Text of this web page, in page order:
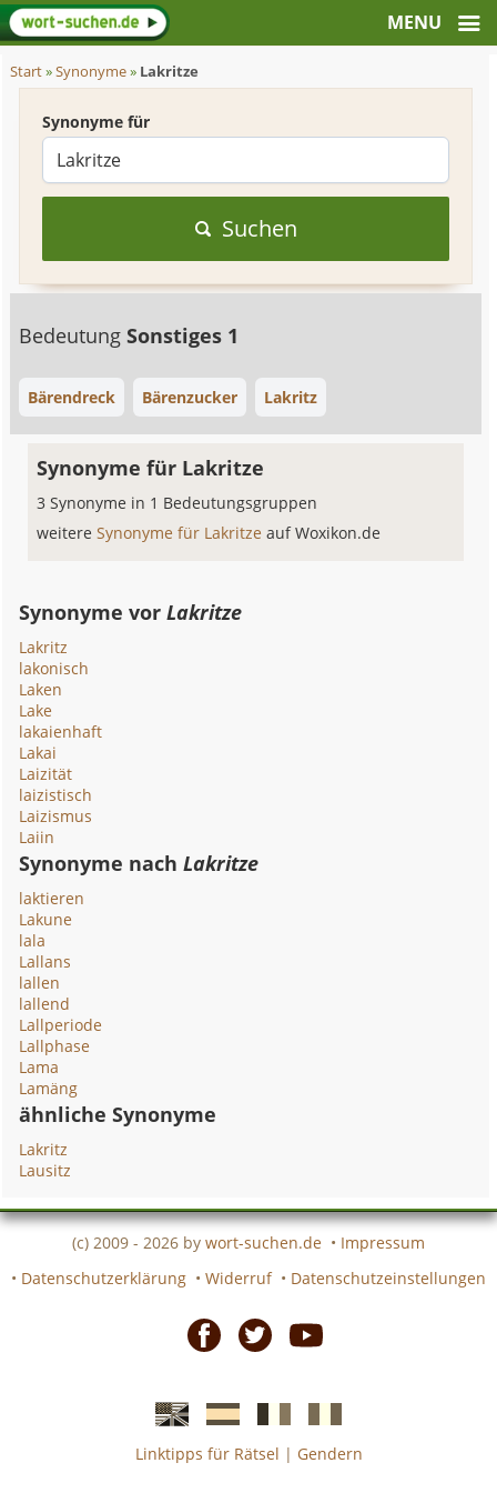
Start»Synonyme» Lakritze
Synonyme für
Suchen
BedeutungSonstiges 1
Bärendreck Bärenzucker Lakritz
Synonyme für Lakritze
3 Synonyme in 1 Bedeutungsgruppen
weitereSynonyme für Lakritzeauf Woxikon.de
Synonyme vorLakritze
Lakritz
lakonisch
Laken
Lake
lakaienhaft
Lakai
Laizität
laizistisch
Laizismus
Laiin
Synonyme nachLakritze
laktieren
Lakune
lala
Lallans
lallen
lallend
Lallperiode
Lallphase
Lama
Lamäng
ähnliche Synonyme
Lakritz
Lausitz
(c) 2009 - 2026 by wort-suchen.de • Impressum
• Datenschutzerklärung • Widerruf • Datenschutzeinstellungen
EnglischeSpanischefranzösicheitalienische
Linktipps für Rätsel | Gendern